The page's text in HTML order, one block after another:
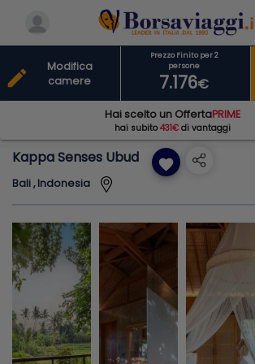
Kappa Senses Ubud favorite
Bali , Indonesia
Prezzo Finito per 2
persone
7.176€
edit
Modifica
camere
Hai scelto un OffertaPRIME
hai subito431€di vantaggi